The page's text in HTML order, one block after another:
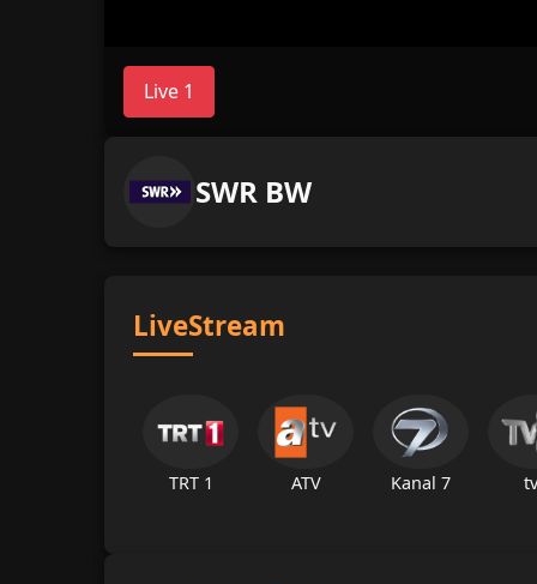
Live 1
SWR BW
LiveStream
TRT 1 ATV Kanal 7